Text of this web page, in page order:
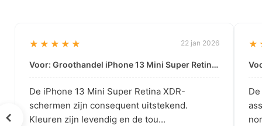
★★★★★ 22 jan 2026
Voor: Groothandel iPhone 13 Mini Super Retina XDR-scherm | Data-gedreven kwaliteit
De iPhone 13 Mini Super Retina XDR-
schermen zijn consequent uitstekend.
Kleuren zijn levendig en de tou...